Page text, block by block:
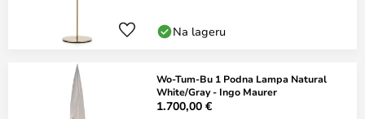
Na lageru
Wo-Tum-Bu 1 Podna Lampa Natural
White/Gray - Ingo Maurer
1.700,00 €